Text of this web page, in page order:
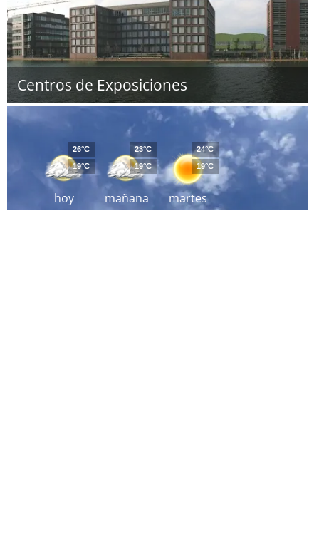
Centros de Exposiciones
hoy
26°C
19°C
mañana
23°C
19°C
martes
24°C
19°C